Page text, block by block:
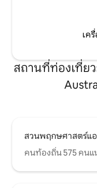
เค
สถานที่ท่องเที่ย
สวนพฤกษศาสตร์แ
คนท้องถิ่น 575 คนแ